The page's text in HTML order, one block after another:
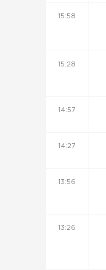
15:58
15:28
14:57
14:27
13:56
13:26